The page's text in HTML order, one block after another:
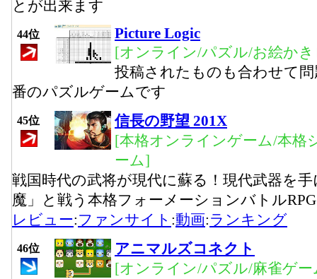
とが出来ます
44位
Picture Logic
[オンライン/パズル/お絵か
投稿されたものも合わせて
番のパズルゲームです
45位
信長の野望 201X
[本格オンラインゲーム/本格
ーム]
戦国時代の武将が現代に蘇る！現代武器を
魔」と戦う本格フォーメーションバトルRPG
レビュー:ファンサイト :動画:ランキング
46位
アニマルズコネクト
[オンライン/パズル/麻雀ゲー